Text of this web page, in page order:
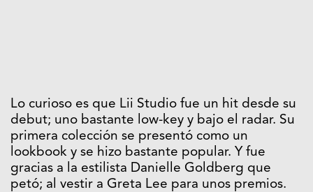
Lo curioso es que Lii Studio fue un hit desde su
debut; uno bastante low-key y bajo el radar. Su
primera colección se presentó como un
lookbook y se hizo bastante popular. Y fue
gracias a la estilista Danielle Goldberg que
petó; al vestir a Greta Lee para unos premios.